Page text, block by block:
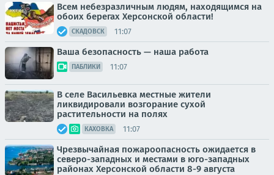
Всем небезразличным людям, находящимся на
обоих берегах Херсонской области!
СКАДОВСК 11:07
Ваша безопасность — наша работа
ПАБЛИКИ 11:07
В селе Васильевка местные жители
ликвидировали возгорание сухой
растительности на полях
КАХОВКА 11:07
Чрезвычайная пожароопасность ожидается в
северо-западных и местами в юго-западных
районах Херсонской области 8-9 августа